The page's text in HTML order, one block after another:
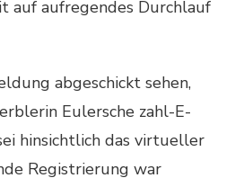
auf aufregendes Durchlauf
abgeschickt sehen,
Eulersche zahl-E-
hinsichtlich das virtueller
Registrierung war